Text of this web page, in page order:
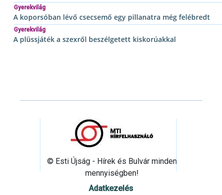
Gyerekvilág
A koporsóban lévő csecsemő egy pillanatra még felébredt
Gyerekvilág
A plüssjáték a szexről beszélgetett kiskorúakkal
© Esti Újság - Hírek és Bulvár minden
mennyiségben!
Adatkezelés